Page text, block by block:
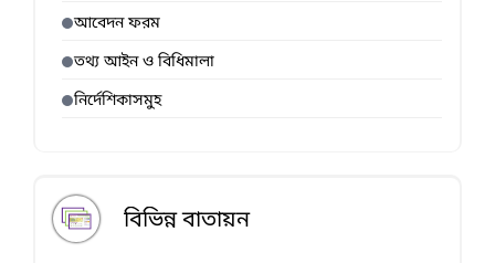
আবেদন ফরম
তথ্য আইন ও বিধিমালা
নির্দেশিকাসমুহ
বিভিন্ন বাতায়ন